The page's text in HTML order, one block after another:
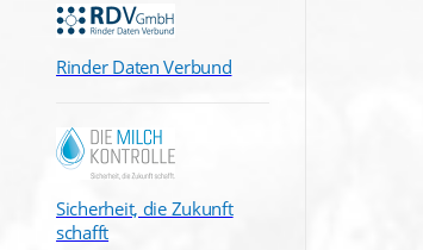
Rinder Daten Verbund
Sicherheit, die Zukunft
schafft